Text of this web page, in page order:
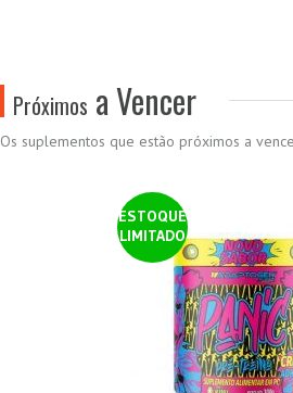
Próximos a Vencer
Os suplementos que estão próximos a
ESTOQUE
LIMITADO